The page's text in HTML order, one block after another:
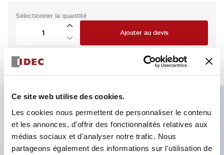
Ce site web utilise des cookies.
Les cookies nous permettent de personnaliser le contenu
et les annonces, d'offrir des fonctionnalités relatives aux
médias sociaux et d'analyser notre trafic. Nous
partageons également des informations sur l'utilisation de
Sélectionner la quantité
Ajouter au devis
Caractéristiques clés
Bouton-poussoir affleurant, contact 1NF, bornier à